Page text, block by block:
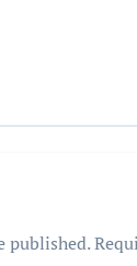
published.